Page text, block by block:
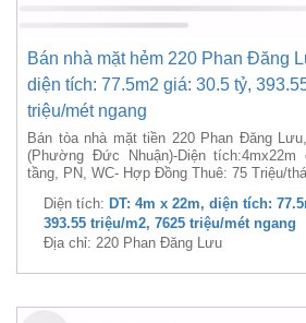
Bán nhà mặt 177 Phan Đăng Lưu
Nhuận giá 118.0 tỷ
Địa Chỉ: 177 Phan Đăng Lưu, Phường 1,
Kiệu)- Diện Tích: 218m² (8,55m x 28,5m)
Kết Cấu: + 2 tầng, PN, WC- Hợp Đồng
Chỉ: 118 Tỷ
Diện tích:DT: 8.7m x 28.5m, diện tích:
541.28 triệu/m2, 13563.22 triệu/mét
Địa chỉ: 177 Phan Đăng Lưu Phường 1